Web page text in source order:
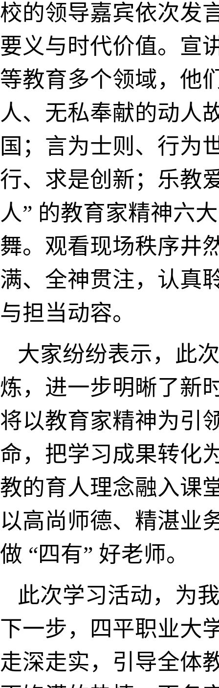
校的领导嘉宾依次发
要义与时代价值。宣
等教育多个领域，他
人、无私奉献的动人
国；言为士则、行为
行、求是创新；乐教
人” 的教育家精神六
舞。观看现场秩序井
满、全神贯注，认真
与担当动容。
大家纷纷表示，此
炼，进一步明晰了新
将以教育家精神为引
命，把学习成果转化
教的育人理念融入课
以高尚师德、精湛业
做 “四有” 好老师。
此次学习活动，为
下一步，四平职业大
走深走实，引导全体